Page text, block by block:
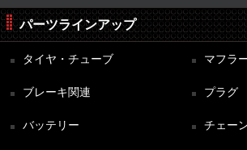
パーツラインアップ
タイヤ・チューブ マフラ
ブレーキ関連 プラグ
バッテリー チェー